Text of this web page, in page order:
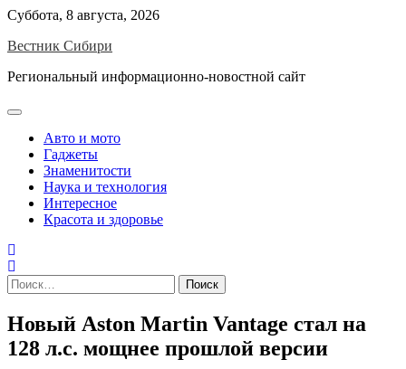
Skip
content
Суббота, 8 августа, 2026
Вестник Сибири
Региональный информационно-новостной сайт
Авто и мото
Гаджеты
Знаменитости
Наука и технология
Интересное
Красота и здоровье
Найти:
Новый Aston Martin Vantage стал на
128 л.с. мощнее прошлой версии